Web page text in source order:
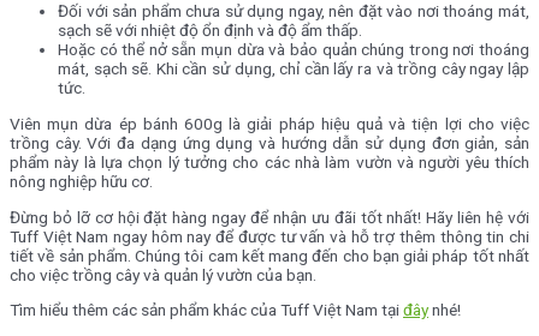
Đối với sản phẩm chưa sử dụng ngay, nên đặt vào nơi thoáng mát,
sạch sẽ với nhiệt độ ổn định và độ ẩm thấp.
Hoặc có thể nở sẵn mụn dừa và bảo quản chúng trong nơi thoáng
mát, sạch sẽ. Khi cần sử dụng, chỉ cần lấy ra và trồng cây ngay lập
tức.
Viên mụn dừa ép bánh 600g là giải pháp hiệu quả và tiện lợi cho việc
trồng cây. Với đa dạng ứng dụng và hướng dẫn sử dụng đơn giản, sản
phẩm này là lựa chọn lý tưởng cho các nhà làm vườn và người yêu thích
nông nghiệp hữu cơ.
Đừng bỏ lỡ cơ hội đặt hàng ngay để nhận ưu đãi tốt nhất! Hãy liên hệ với
Tuff Việt Nam ngay hôm nay để được tư vấn và hỗ trợ thêm thông tin chi
tiết về sản phẩm. Chúng tôi cam kết mang đến cho bạn giải pháp tốt nhất
cho việc trồng cây và quản lý vườn của bạn.
Tìm hiểu thêm các sản phẩm khác của Tuff Việt Nam tạiđâynhé!